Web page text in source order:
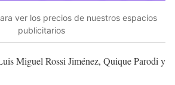
ver los precios de nuestros espacios
publicitarios
Miguel Rossi Jiménez, Quique Parodi y